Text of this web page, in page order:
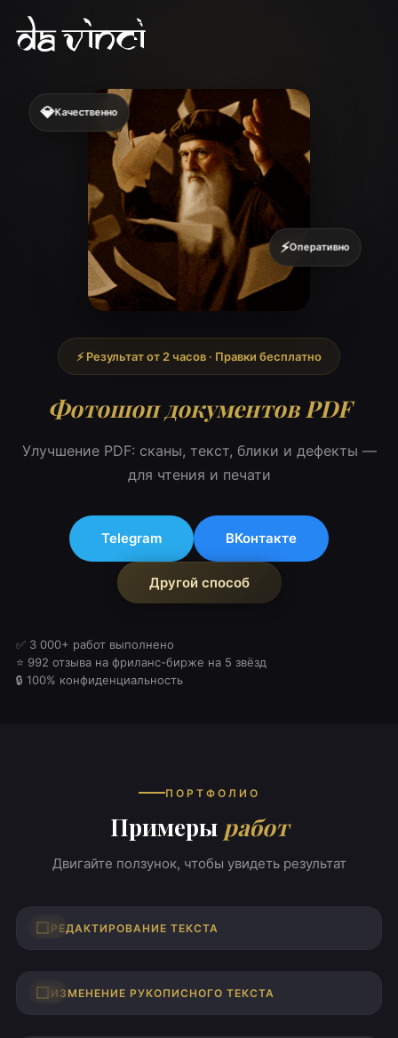
⚡ Результат от 2 часов · Правки бесплатно
Фотошоп документов PDF
Улучшение PDF: сканы, текст, блики и дефекты —
для чтения и печати
Telegram ВКонтакте
Другой способ
✅ 3 000+ работ выполнено
⭐ 992 отзыва на фриланс-бирже на 5 звёзд
🔒 100% конфиденциальность
💎Качественно
⚡Оперативно
ПОРТФОЛИО
Примеры работ
Двигайте ползунок, чтобы увидеть результат
РЕДАКТИРОВАНИЕ ТЕКСТА
ДО
ИЗМЕНЕНИЕ РУКОПИСНОГО ТЕКСТА
ДО